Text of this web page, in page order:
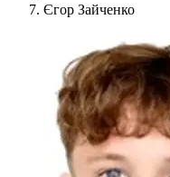
Єгор Зайченко